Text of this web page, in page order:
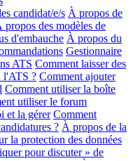
candidat/e/s À propos de
propos des modèles de
d'embauche À propos du
Gestionnaire
ATS Comment laisser des
l'ATS ? Comment ajouter
Comment utiliser la boîte
utiliser le forum
et la gérer Comment
? À propos de la
la protection des données
pour discuter » de